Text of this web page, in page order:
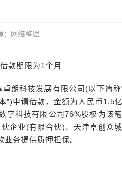
：网络整理
款期限为1个月
朗科技发展有限公司(以下简称
”)申请借款，金额为人民币1.5
字科技有限公司76%股权为该
企业(有限合伙)、天津卓创众
务提供质押担保。